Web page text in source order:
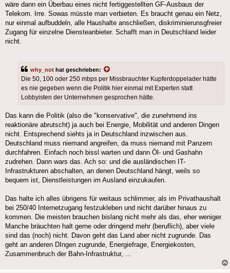
wäre dann ein Überbau eines nicht fertiggestellten GF-Ausbaus der
Telekom. Irre. Sowas müsste man verbieten. Es braucht genau ein Netz,
nur einmal aufbuddeln, alle Haushalte anschließen, diskriminierunsgfreier
Zugang für einzelne Diensteanbieter. Schafft man in Deutschland leider
nicht.
why_not hat geschrieben:
Die 50, 100 oder 250 mbps per Missbrauchter Kupferdoppelader hätte
es nie gegeben wenn die Politik hier einmal mit Experten statt
Lobbyisten der Unternehmen gesprochen hätte.
Das kann die Politik (also die "konservative", die zunehmend ins
reaktionäre abrutscht) ja auch bei Energie, Mobilität und anderen Dingen
nicht. Entsprechend siehts ja in Deutschland inzwischen aus.
Deutschland muss niemand angreifen, da muss niemand mit Panzern
durchfahren. Einfach noch bissl warten und dann Öl- und Gashahn
zudrehen. Dann wars das. Ach so: und die ausländischen IT-
Infrastrukturen abschalten, an denen Deutschland hängt, weils so
bequem ist, Dienstleistungen im Ausland einzukaufen.
Das halte ich alles übrigens für weitaus schlimmer, als im Privathaushalt
bei 250/40 Internetzugang festzukleben und nicht darüber hinaus zu
kommen. Die meisten brauchen bislang nicht mehr als das, eher weniger.
Manche bräuchten halt gerne oder dringend mehr (beruflich), aber viele
sind das (noch) nicht. Davon geht das Land aber nicht zugrunde. Das
geht an anderen DIngen zugrunde, Energiefrage, Energiekosten,
Zusammenbruch der Bahn-Infrastruktur, ...